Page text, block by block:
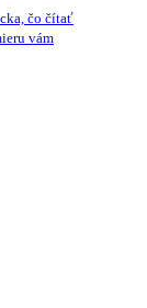
čo čítať
vám